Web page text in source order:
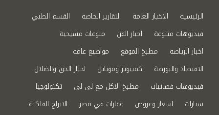
الرئيسية الاخبار العامة التقارير الخاصة
القسم الطبي
فيديوهات متنوعة
اخبار الفن
منوعات مسيحية
اخبار الرياضة
مطبخ الموقع
مواضيع عامة
الاقتصاد والبورصة
كمبيوتر وموبايل
اخبار الحق والضلال
فيديوهات فضائيات
مطبخ الاكل مع لى لى
تكنولوجيا
سيارات
اسعار وعروض عقارات في مصر
الابراج الفلكية